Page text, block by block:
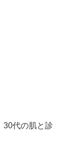
30代の肌と診